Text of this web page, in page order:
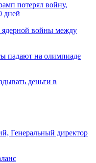
потерял войну,
дней
войны между
падают на олимпиаде
деньги в
Генеральный директор